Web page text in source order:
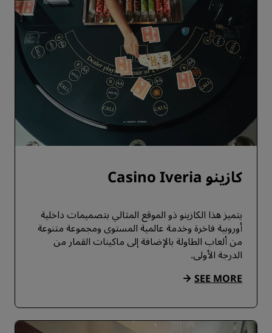
كازينو Casino Iveria
يتميز هذا الكازينو ذو الموقع المثالي بتصميمات داخلية
أوروبية فاخرة وخدمة عالمية المستوى ومجموعة متنوعة
من ألعاب الطاولة بالإضافة إلى ماكينات القمار من
الدرجة الأولى.
SEE MORE